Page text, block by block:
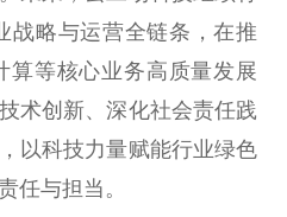
战略与运营全链条，在推
算等核心业务高质量发展
术创新、深化社会责任践
以科技力量赋能行业绿色
任与担当。